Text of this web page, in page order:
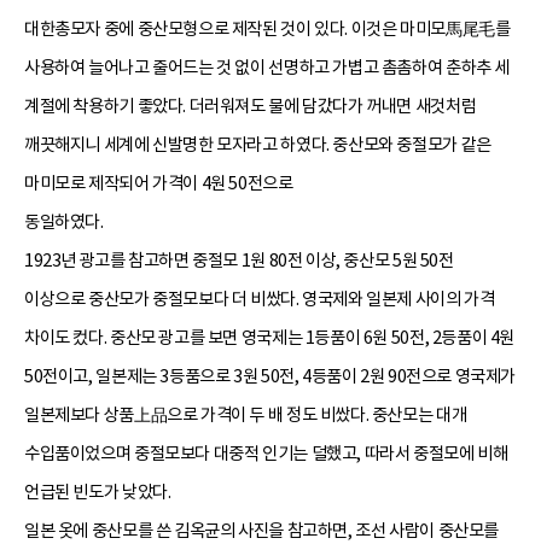
대한총모자 중에 중산모형으로 제작된 것이 있다. 이것은 마미모馬尾毛를
사용하여 늘어나고 줄어드는 것 없이 선명하고 가볍고 촘촘하여 춘하추 세
계절에 착용하기 좋았다. 더러워져도 물에 담갔다가 꺼내면 새것처럼
깨끗해지니 세계에 신발명한 모자라고 하였다. 중산모와 중절모가 같은
마미모로 제작되어 가격이 4원 50전으로
동일하였다.
1923년 광고를 참고하면 중절모 1원 80전 이상, 중산모 5원 50전
이상으로 중산모가 중절모보다 더 비쌌다. 영국제와 일본제 사이의 가격
차이도 컸다. 중산모 광고를 보면 영국제는 1등품이 6원 50전, 2등품이 4원
50전이고, 일본제는 3등품으로 3원 50전, 4등품이 2원 90전으로 영국제가
일본제보다 상품上品으로 가격이 두 배 정도 비쌌다. 중산모는 대개
수입품이었으며 중절모보다 대중적 인기는 덜했고, 따라서 중절모에 비해
언급된 빈도가 낮았다.
일본 옷에 중산모를 쓴 김옥균의 사진을 참고하면, 조선 사람이 중산모를